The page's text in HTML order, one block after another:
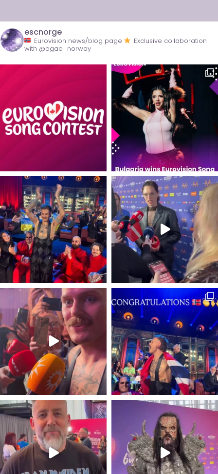
escnorge
Eurovision news/blog page
Exclusive collaboration
with @ogae_norway